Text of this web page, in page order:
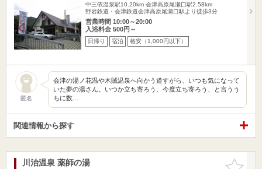
中三依温泉駅10.20km 会津高原尾瀬口駅2.58km
野岩鉄道・会津鉄道会津高原尾瀬口駅より徒歩3分
営業時間 10:00～20:00
入浴料金 500円～
日帰り 宿泊 格安（1,000円以下）
匿名
会津の湯ノ花温や木賊温泉へ向かう道すがら、いつも気になって
いた夢の湯さん。いつか立ち寄ろう、今度立ち寄ろう、と言うう
ちに数…
関連情報から探す
お気に入
川治温泉 薬師の湯